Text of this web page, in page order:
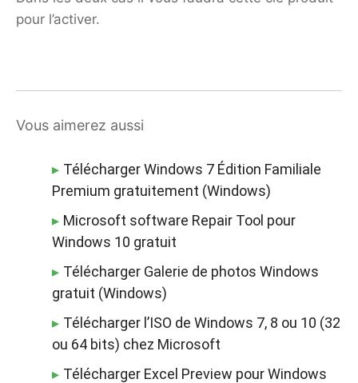
pour l’activer.
Vous aimerez aussi
Télécharger Windows 7 Édition Familiale
Premium gratuitement (Windows)
Microsoft software Repair Tool pour
Windows 10 gratuit
Télécharger Galerie de photos Windows
gratuit (Windows)
Télécharger l’ISO de Windows 7, 8 ou 10 (32
ou 64 bits) chez Microsoft
Télécharger Excel Preview pour Windows